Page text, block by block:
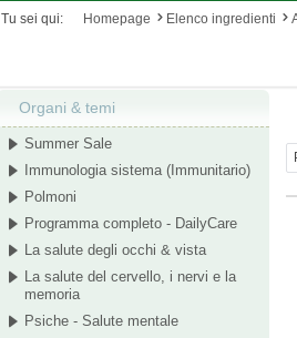
Tu sei qui: Homepage Elenco ingredienti
Organi & temi
Summer Sale
Immunologia sistema (Immunitario)
Polmoni
Programma completo - DailyCare
La salute degli occhi & vista
La salute del cervello, i nervi e la
memoria
Psiche - Salute mentale